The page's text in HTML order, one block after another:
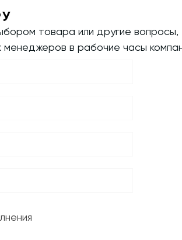
товара или другие
менеджеров в рабочие часы